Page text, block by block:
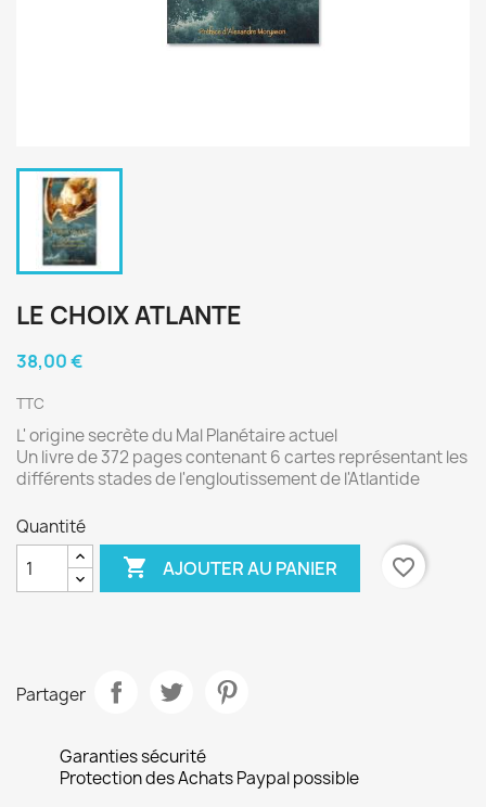
LE CHOIX ATLANTE
38,00 €
TTC
L' origine secrète du Mal Planétaire actuel
Un livre de 372 pages contenant 6 cartes représentant les
différents stades de l'engloutissement de l'Atlantide
Quantité
 AJOUTER AU PANIER favorite_border
Partager
Garanties sécurité
Protection des Achats Paypal possible